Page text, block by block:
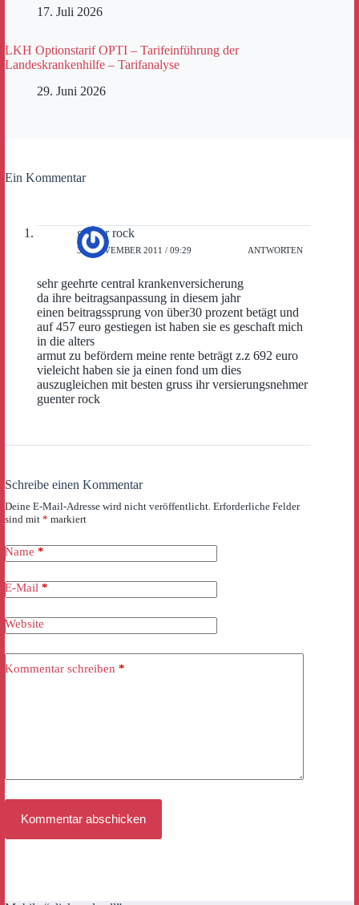
17. Juli 2026
LKH Optionstarif OPTI – Tarifeinführung der
Landeskrankenhilfe – Tarifanalyse
29. Juni 2026
Ein Kommentar
günter rock
30. NOVEMBER 2011 / 09:29 ANTWORTEN
sehr geehrte central krankenversicherung
da ihre beitragsanpassung in diesem jahr
einen beitragssprung von über30 prozent betägt und
auf 457 euro gestiegen ist haben sie es geschaft mich
in die alters
armut zu befördern meine rente beträgt z.z 692 euro
vieleicht haben sie ja einen fond um dies
auszugleichen mit besten gruss ihr versierungsnehmer
guenter rock
Schreibe einen Kommentar
Deine E-Mail-Adresse wird nicht veröffentlicht. Erforderliche Felder
sind mit * markiert
Name *
E-Mail *
Website
Kommentar schreiben *
Kommentar abschicken